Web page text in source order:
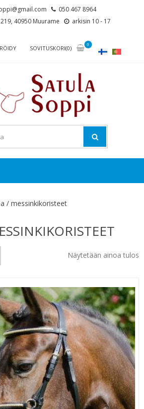
050 467 8964
40950 Muurame
arkisin 10 - 17
SOVITUSKORI(0)
0
/ messinkikoristeet
Näytetään ainoa tulos